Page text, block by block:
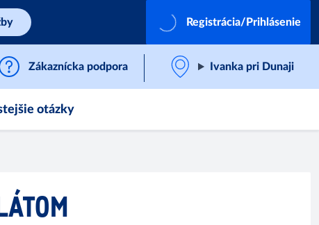
Registrácia/Prihlásenie
Zákaznícka podpora Ivanka pri Dunaji
otázky